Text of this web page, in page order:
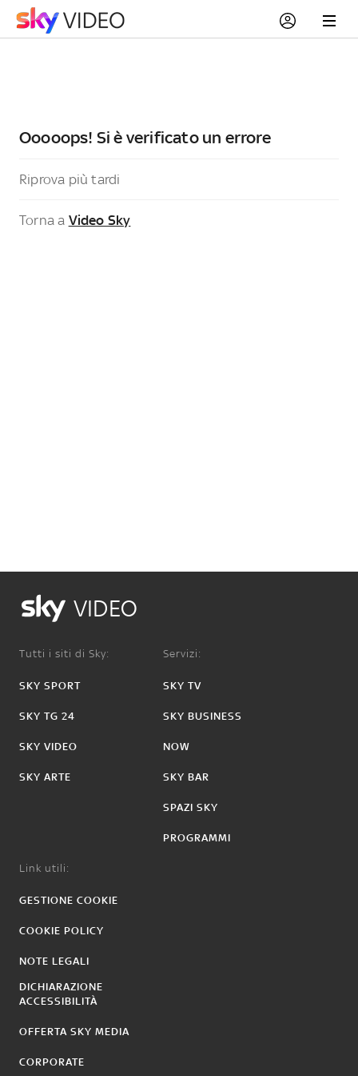
Ooooops! Si è verificato un errore
Riprova più tardi
Torna a Video Sky
VIDEO
Tutti i siti di Sky:
SKY SPORT
SKY TG 24
SKY VIDEO
SKY ARTE
Servizi:
SKY TV
SKY BUSINESS
NOW
SKY BAR
SPAZI SKY
PROGRAMMI
Link utili:
GESTIONE COOKIE
COOKIE POLICY
NOTE LEGALI
DICHIARAZIONE
ACCESSIBILITÀ
OFFERTA SKY MEDIA
CORPORATE